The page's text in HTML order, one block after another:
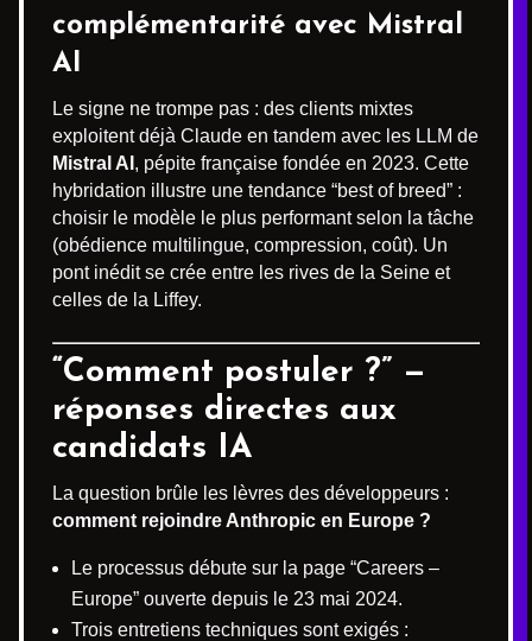
complémentarité avec Mistral
AI
Le signe ne trompe pas : des clients mixtes
exploitent déjà Claude en tandem avec les LLM de
Mistral AI , pépite française fondée en 2023. Cette
hybridation illustre une tendance “best of breed” :
choisir le modèle le plus performant selon la tâche
(obédience multilingue, compression, coût). Un
pont inédit se crée entre les rives de la Seine et
celles de la Liffey.
“Comment postuler ?” —
réponses directes aux
candidats IA
La question brûle les lèvres des développeurs :
comment rejoindre Anthropic en Europe ?
Le processus débute sur la page “Careers –
Europe” ouverte depuis le 23 mai 2024.
Trois entretiens techniques sont exigés :